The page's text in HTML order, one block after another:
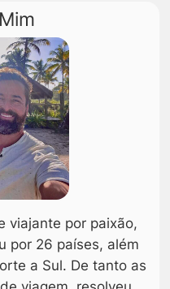
viajante por paixão,
por 26 países, além
a Sul. De tanto as